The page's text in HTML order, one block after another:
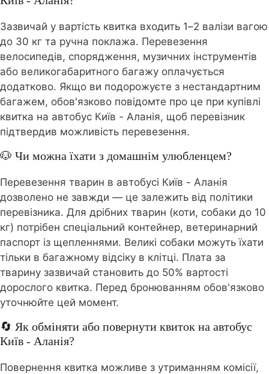
Зазвичай у вартість квитка входить 1–2 валізи вагою
до 30 кг та ручна поклажа. Перевезення
велосипедів, спорядження, музичних інструментів
або великогабаритного багажу оплачується
додатково. Якщо ви подорожуєте з нестандартним
багажем, обов'язково повідомте про це при купівлі
квитка на автобус Київ - Аланія, щоб перевізник
підтвердив можливість перевезення.
🐶 Чи можна їхати з домашнім улюбленцем?
Перевезення тварин в автобусі Київ - Аланія
дозволено не завжди — це залежить від політики
перевізника. Для дрібних тварин (коти, собаки до 10
кг) потрібен спеціальний контейнер, ветеринарний
паспорт із щепленнями. Великі собаки можуть їхати
тільки в багажному відсіку в клітці. Плата за
тварину зазвичай становить до 50% вартості
дорослого квитка. Перед бронюванням обов'язково
уточнюйте цей момент.
🔄 Як обміняти або повернути квиток на автобус
Київ - Аланія?
Повернення квитка можливе з утриманням комісії,